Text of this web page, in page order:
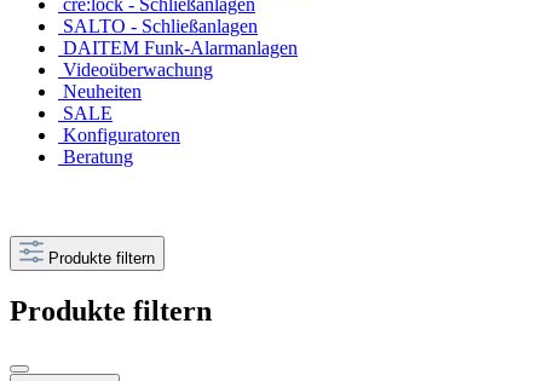
cre:lock - Schließanlagen
SALTO - Schließanlagen
DAITEM Funk-Alarmanlagen
Videoüberwachung
Neuheiten
SALE
Konfiguratoren
Beratung
Produkte filtern
Produkte filtern